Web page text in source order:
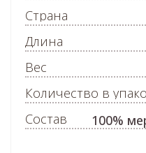
Страна
Длина
Вес
Количество в
Состав
100%